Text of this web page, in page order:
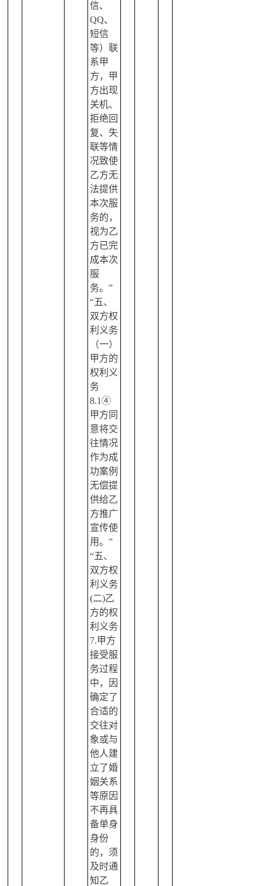
信、
QQ、
短信
等）联
系甲
方，甲
方出现
关机、
拒绝回
复、失
联等情
况致使
乙方无
法提供
本次服
务的，
视为乙
方已完
成本次
服
务。”
“五、
双方权
利义务
（一）
甲方的
权利义
务
8.1④
甲方同
意将交
往情况
作为成
功案例
无偿提
供给乙
方推广
宣传使
用。”
“五、
双方权
利义务
(二)乙
方的权
利义务
7.甲方
接受服
务过程
中，因
确定了
合适的
交往对
象或与
他人建
立了婚
姻关系
等原因
不再具
备单身
身份
的，须
及时通
知乙